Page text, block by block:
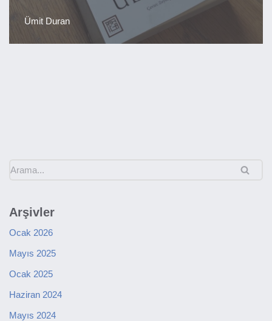
Ümit Duran
Arşivler
Ocak 2026
Mayıs 2025
Ocak 2025
Haziran 2024
Mayıs 2024